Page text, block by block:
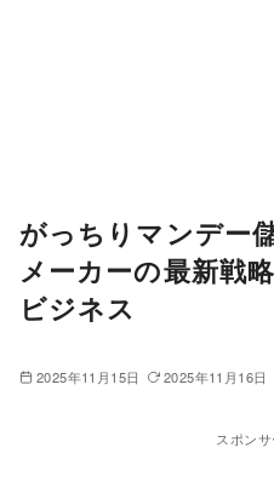
がっちりマンデー
メーカーの最新戦
ビジネス
2025年11月15日 2025年11月16日
スポン